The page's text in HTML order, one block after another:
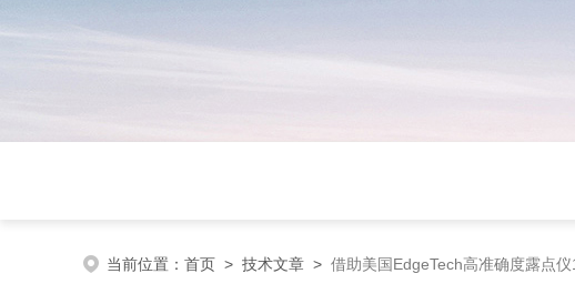
当前位置： 首页 > 技术文章 > 借助美国EdgeTech高准确度露点